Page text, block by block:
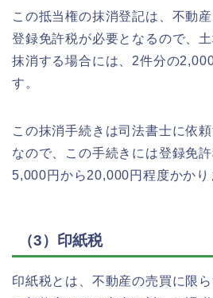
この抵当権の抹消登記は、不動
登録免許税が必要となるので、
抹消する場合には、2件分の
す。
この抹消手続きは司法書士に依
なので、この手続きには登録免
5,000円から20,000円程度かかり
（3）印紙税
印紙税とは、不動産の売買に限